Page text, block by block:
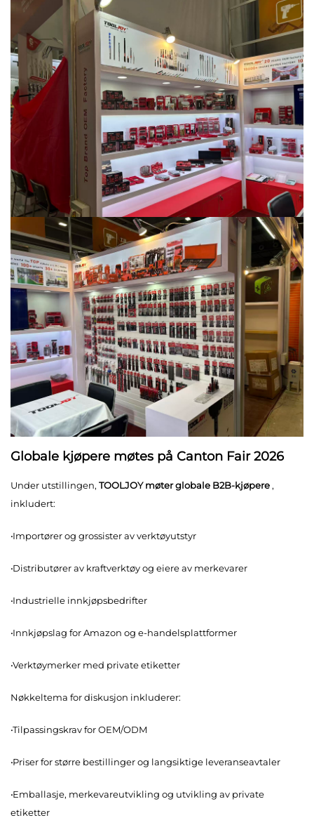
Globale kjøpere møtes på Canton Fair 2026
Under utstillingen, TOOLJOY møter globale B2B-kjøpere ,
inkludert:
·Importører og grossister av verktøyutstyr
·Distributører av kraftverktøy og eiere av merkevarer
·Industrielle innkjøpsbedrifter
·Innkjøpslag for Amazon og e-handelsplattformer
·Verktøymerker med private etiketter
Nøkkeltema for diskusjon inkluderer:
·Tilpassingskrav for OEM/ODM
·Priser for større bestillinger og langsiktige leveranseavtaler
·Emballasje, merkevareutvikling og utvikling av private
etiketter